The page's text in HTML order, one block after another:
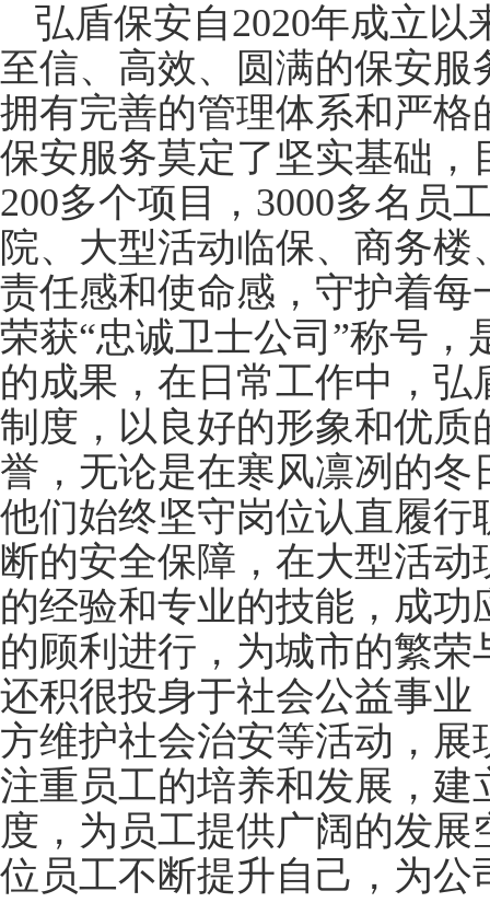
弘盾保安自2020年成立
至信、高效、圆满的保安
拥有完善的管理体系和严
保安服务莫定了坚实基础
200多个项目，3000多名员
院、大型活动临保、商务
责任感和使命感，守护着
荣获“忠诚卫士公司”称号
的成果，在日常工作中，
制度，以良好的形象和优
誉，无论是在寒风凛冽的
他们始终坚守岗位认直履行
断的安全保障，在大型活
的经验和专业的技能，成
的顾利进行，为城市的繁
还积很投身于社会公益事
方维护社会治安等活动，
注重员工的培养和发展，
度，为员工提供广阔的发
位员工不断提升自己，为公